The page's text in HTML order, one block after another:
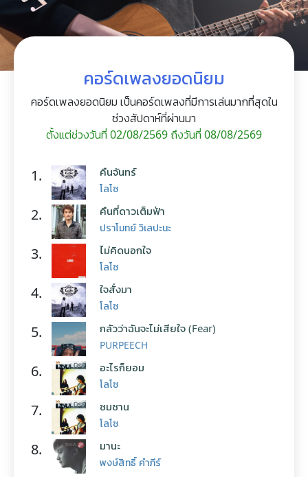
คอร์ดเพลงยอดนิยม
คอร์ดเพลงยอดนิยม เป็นคอร์ดเพลงที่มีการเล่นมากที่สุดใน
ช่วงสัปดาห์ที่ผ่านมา
ตั้งแต่ช่วงวันที่ 02/08/2569 ถึงวันที่ 08/08/2569
1. คืนจันทร์
โลโซ
2. คืนที่ดาวเต็มฟ้า
ปราโมทย์ วิเลปะนะ
3. ไม่คิดนอกใจ
โลโซ
4. ใจสั่งมา
โลโซ
5. กลัวว่าฉันจะไม่เสียใจ (Fear)
PURPEECH
6. อะไรก็ยอม
โลโซ
7. ซมซาน
โลโซ
8. มานะ
พงษ์สิทธิ์ คำภีร์